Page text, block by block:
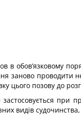
в обов’язковому
заново проводити
цього позову до
при
видів